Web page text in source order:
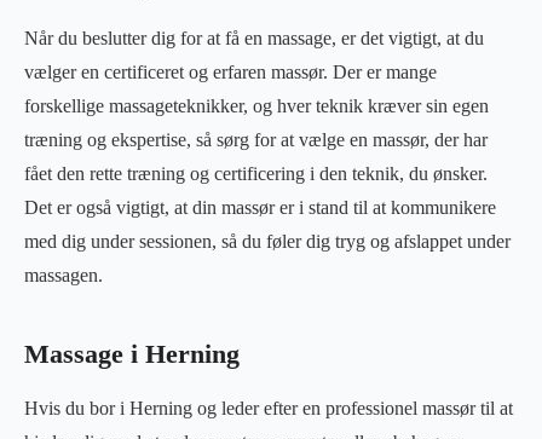
Når du beslutter dig for at få en massage, er det vigtigt, at du
vælger en certificeret og erfaren massør. Der er mange
forskellige massageteknikker, og hver teknik kræver sin egen
træning og ekspertise, så sørg for at vælge en massør, der har
fået den rette træning og certificering i den teknik, du ønsker.
Det er også vigtigt, at din massør er i stand til at kommunikere
med dig under sessionen, så du føler dig tryg og afslappet under
massagen.
Massage i Herning
Hvis du bor i Herning og leder efter en professionel massør til at